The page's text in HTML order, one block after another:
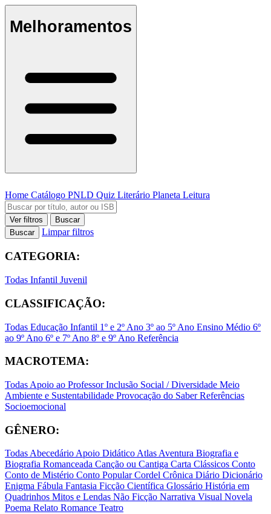
Melhoramentos
Home Catálogo PNLD Quiz Literário Planeta Leitura
Ver filtros
Buscar
Buscar
Limpar filtros
CATEGORIA:
Todas Infantil Juvenil
CLASSIFICAÇÃO:
Todas Educação Infantil 1º e 2º Ano 3º ao 5º Ano Ensino Médio 6º
ao 9º Ano 6º e 7º Ano 8º e 9º Ano Referência
MACROTEMA:
Todas Apoio ao ProfessorInclusão Social / Diversidade Meio
Ambiente e Sustentabilidade Provocação do SaberReferências
Socioemocional
GÊNERO:
TodasAbecedárioApoio DidáticoAtlasAventura Biografia e
Biografia Romanceada Canção ou Cantiga Carta Clássicos Conto
Conto de Mistério Conto PopularCordel Crônica Diário Dicionário
Enigma Fábula Fantasia Ficção Científica Glossário História em
Quadrinhos Mitos e Lendas Não Ficção Narrativa Visual Novela
Poema Relato Romance Teatro